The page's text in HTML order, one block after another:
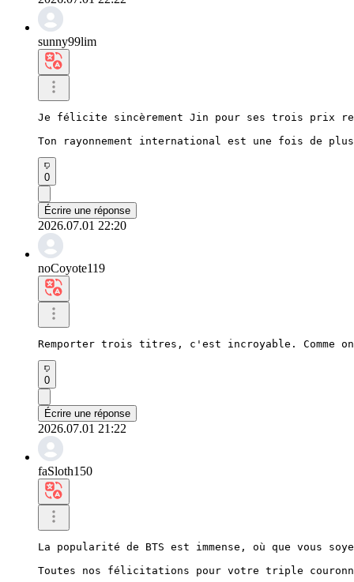
sunny99lim
Je félicite sincèrement Jin pour ses trois prix
Ton rayonnement international est une fois de
0
Écrire une réponse
2026.07.01 22:20
noCoyote119
Remporter trois titres, c'est incroyable. Comme
0
Écrire une réponse
2026.07.01 21:22
faSloth150
La popularité de BTS est immense, où que vous
Toutes nos félicitations pour votre triple